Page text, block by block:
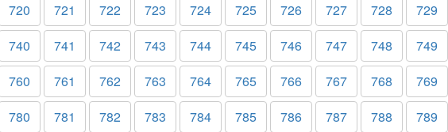
720 721 722 723 724 725 726 727 728
729
740 741 742 743 744 745 746 747 748
749
760 761 762 763 764 765 766 767 768
769
780 781 782 783 784 785 786 787 788 789